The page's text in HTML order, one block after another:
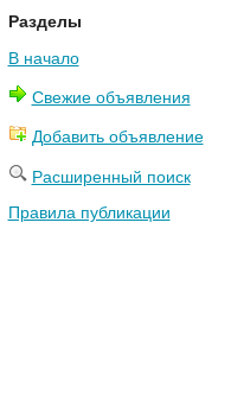
Разделы
В начало
Свежие объявления
Добавить объявление
Расширенный поиск
Правила публикации